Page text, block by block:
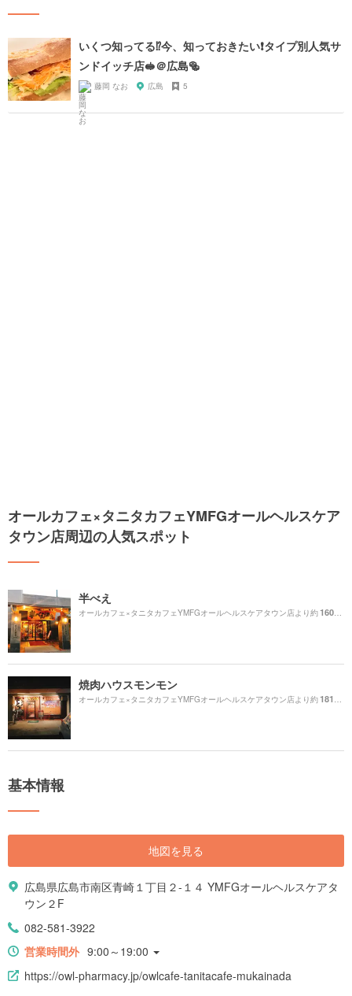
いくつ知ってる⁉️今、知っておきたい❗️タイプ別人気サ
ンドイッチ店🥪＠広島🥯
藤岡 なお 広島 5
オールカフェ×タニタカフェYMFGオールヘルスケア
タウン店周辺の人気スポット
半べえ
オールカフェ×タニタカフェYMFGオールヘルスケアタウン店より約1600m
焼肉ハウスモンモン
オールカフェ×タニタカフェYMFGオールヘルスケアタウン店より約1810m
基本情報
地図を見る
広島県広島市南区青崎１丁目２-１４ YMFGオールヘルスケアタ
ウン２F
082-581-3922
営業時間外 9:00～19:00
https://owl-pharmacy.jp/owlcafe-tanitacafe-mukainada